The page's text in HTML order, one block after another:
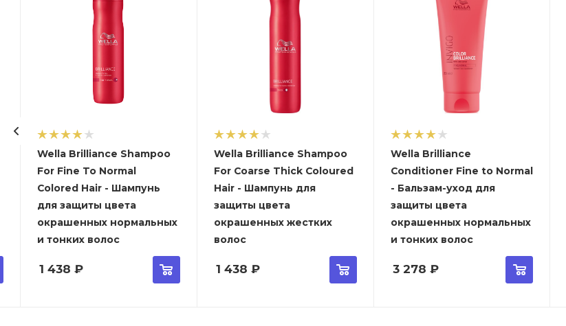
Wella Brilliance Shampoo
For Fine To Normal
Colored Hair - Шампунь
для защиты цвета
окрашенных нормальных
и тонких волос
1 438 ₽
Wella Brilliance Shampoo
For Coarse Thick Coloured
Hair - Шампунь для
защиты цвета
окрашенных жестких
волос
1 438 ₽
Wella Brilliance
Conditioner Fine to Normal
- Бальзам-уход для
защиты цвета
окрашенных нормальных
и тонких волос
3 278 ₽